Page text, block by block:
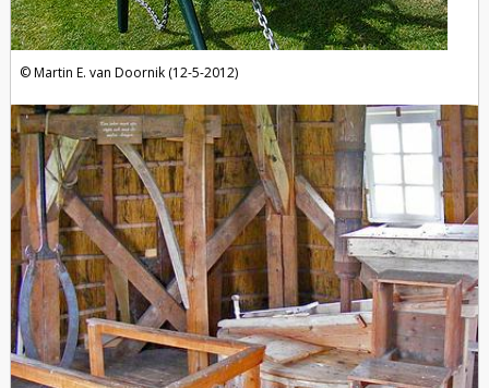
Martin E. van Doornik (12-5-2012)